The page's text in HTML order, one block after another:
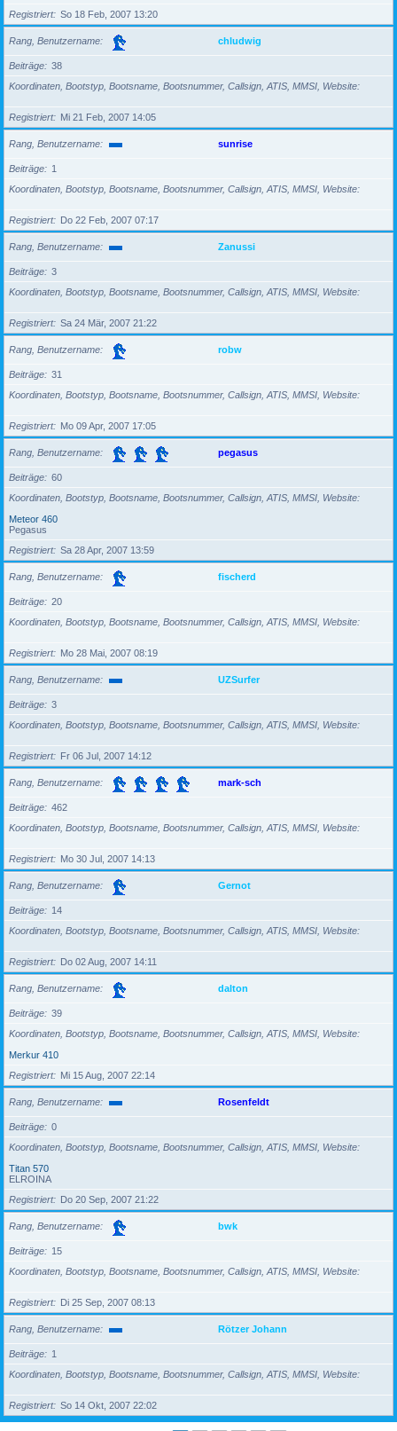
Registriert
So 18 Feb, 2007 13:20
Rang, Benutzername chludwig
Beiträge
38
Koordinaten, Bootstyp, Bootsname, Bootsnummer, Callsign, ATIS, MMSI, Website
Registriert Mi 21 Feb, 2007 14:05
Rang, Benutzername sunrise
Beiträge
1
Koordinaten, Bootstyp, Bootsname, Bootsnummer, Callsign, ATIS, MMSI, Website
Registriert Do 22 Feb, 2007 07:17
Rang, Benutzername Zanussi
Beiträge
3
Koordinaten, Bootstyp, Bootsname, Bootsnummer, Callsign, ATIS, MMSI, Website
Registriert Sa 24 Mär, 2007 21:22
Rang, Benutzername robw
Beiträge
31
Koordinaten, Bootstyp, Bootsname, Bootsnummer, Callsign, ATIS, MMSI, Website
Registriert Mo 09 Apr, 2007 17:05
Rang, Benutzername pegasus
Beiträge
60
Koordinaten, Bootstyp, Bootsname, Bootsnummer, Callsign, ATIS, MMSI, Website
Meteor 460
Pegasus
Registriert
Sa 28 Apr, 2007 13:59
Rang, Benutzername fischerd
Beiträge
20
Koordinaten, Bootstyp, Bootsname, Bootsnummer, Callsign, ATIS, MMSI, Website
Registriert Mo 28 Mai, 2007 08:19
Rang, Benutzername UZSurfer
Beiträge
3
Koordinaten, Bootstyp, Bootsname, Bootsnummer, Callsign, ATIS, MMSI, Website
Registriert Fr 06 Jul, 2007 14:12
Rang, Benutzername mark-sch
Beiträge
462
Koordinaten, Bootstyp, Bootsname, Bootsnummer, Callsign, ATIS, MMSI, Website
Registriert Mo 30 Jul, 2007 14:13
Rang, Benutzername Gernot
Beiträge
14
Koordinaten, Bootstyp, Bootsname, Bootsnummer, Callsign, ATIS, MMSI, Website
Registriert Do 02 Aug, 2007 14:11
Rang, Benutzername dalton
Beiträge
39
Koordinaten, Bootstyp, Bootsname, Bootsnummer, Callsign, ATIS, MMSI, Website
Merkur 410
Registriert
Mi 15 Aug, 2007 22:14
Rang, Benutzername Rosenfeldt
Beiträge
0
Koordinaten, Bootstyp, Bootsname, Bootsnummer, Callsign, ATIS, MMSI, Website
Titan 570
ELROINA
Registriert
Do 20 Sep, 2007 21:22
Rang, Benutzername bwk
Beiträge
15
Koordinaten, Bootstyp, Bootsname, Bootsnummer, Callsign, ATIS, MMSI, Website
Registriert Di 25 Sep, 2007 08:13
Rang, Benutzername Rötzer Johann
Beiträge
1
Koordinaten, Bootstyp, Bootsname, Bootsnummer, Callsign, ATIS, MMSI, Website
Registriert So 14 Okt, 2007 22:02